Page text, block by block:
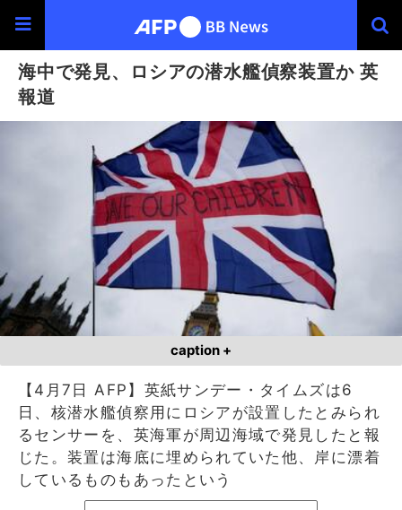
海中で発見、ロシアの潜水艦偵察装置か 英
報道
caption +
【4月7日 AFP】英紙サンデー・タイムズは6
日、核潜水艦偵察用にロシアが設置したとみられ
るセンサーを、英海軍が周辺海域で発見したと報
じた。装置は海底に埋められていた他、岸に漂着
しているものもあったという